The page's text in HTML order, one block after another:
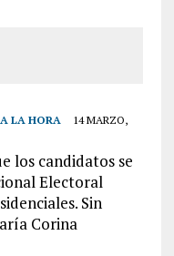
LA HORA
14 MARZO,
los candidatos se
Electoral
Sin
Corina